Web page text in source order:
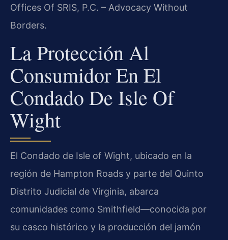
Offices Of SRIS, P.C. – Advocacy Without
Borders.
La Protección Al
Consumidor En El
Condado De Isle Of
Wight
El Condado de Isle of Wight, ubicado en la
región de Hampton Roads y parte del Quinto
Distrito Judicial de Virginia, abarca
comunidades como Smithfield—conocida por
su casco histórico y la producción del jamón